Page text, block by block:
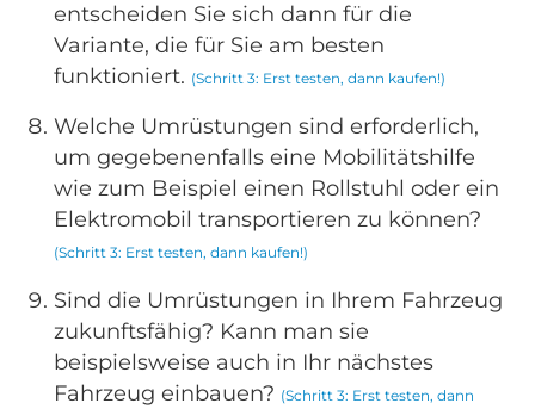
entscheiden Sie sich dann für die
Variante, die für Sie am besten
funktioniert. (Schritt 3: Erst testen, dann kaufen!)
Welche Umrüstungen sind erforderlich,
um gegebenenfalls eine Mobilitätshilfe
wie zum Beispiel einen Rollstuhl oder ein
Elektromobil transportieren zu können?
(Schritt 3: Erst testen, dann kaufen!)
Sind die Umrüstungen in Ihrem Fahrzeug
zukunftsfähig? Kann man sie
beispielsweise auch in Ihr nächstes
Fahrzeug einbauen? (Schritt 3: Erst testen, dann